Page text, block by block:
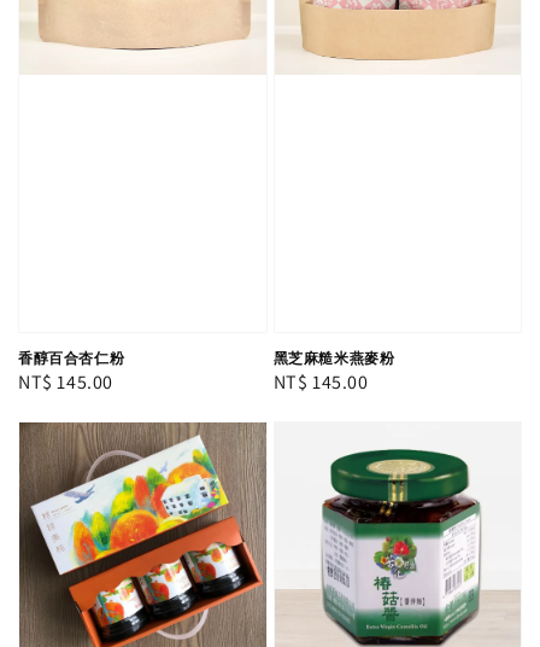
香醇百合杏仁粉
Regular
NT$ 145.00
黑芝麻糙米燕麥粉
Regular
NT$ 145.00